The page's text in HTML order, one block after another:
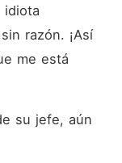
idiota
razón. ¡Así
me está
su jefe, aún